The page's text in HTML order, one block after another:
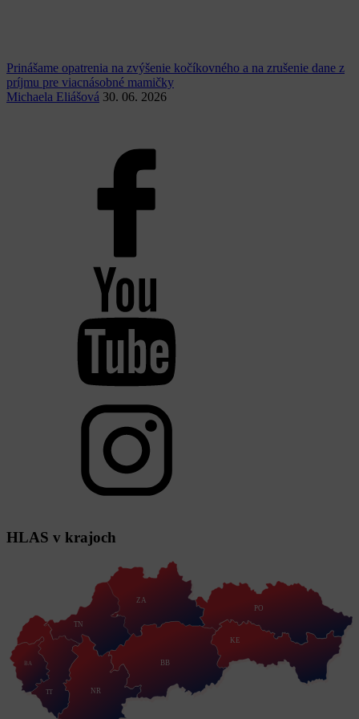
Prinášame opatrenia na zvýšenie kočíkovného a na zrušenie dane z
príjmu pre viacnásobné mamičky
Michaela Eliášová 30. 06. 2026
HLAS v krajoch
TT NR
TN
ZA
BB
PO
KE
BA